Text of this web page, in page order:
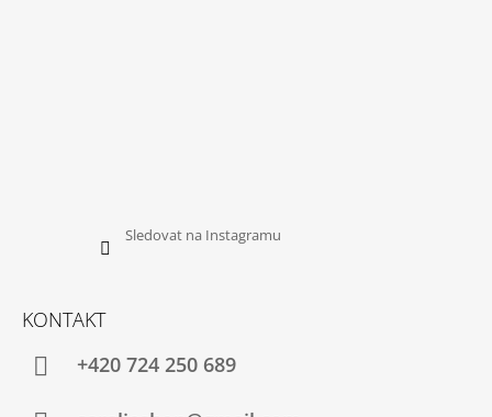
Sledovat na Instagramu
KONTAKT
+420 724 250 689